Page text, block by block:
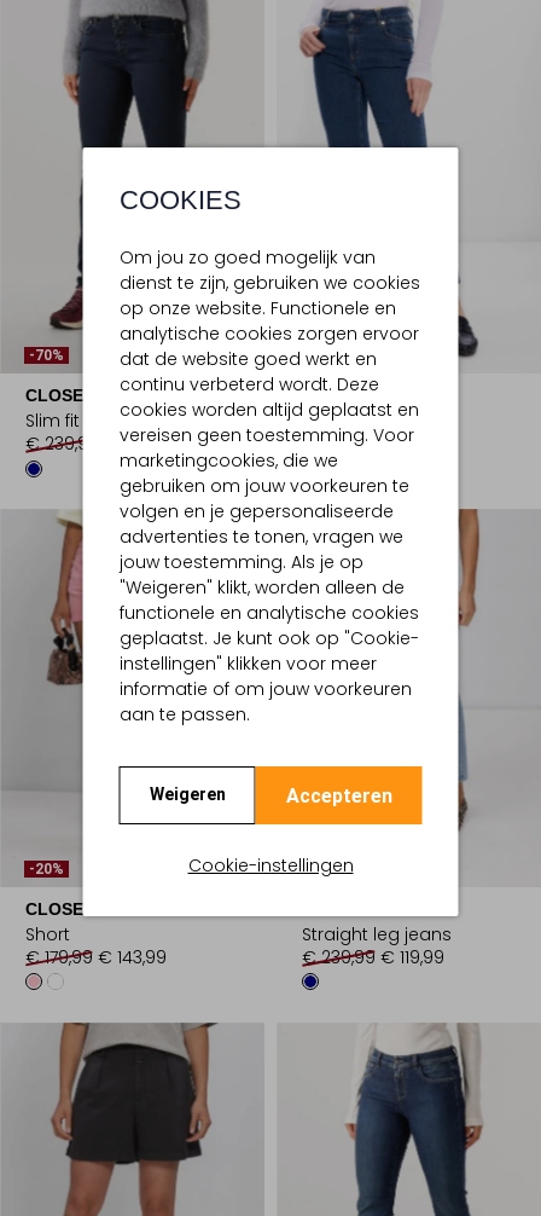
COOKIES
Om jou zo goed mogelijk van
dienst te zijn, gebruiken we cookies
op onze website. Functionele en
analytische cookies zorgen ervoor
dat de website goed werkt en
continu verbeterd wordt. Deze
cookies worden altijd geplaatst en
vereisen geen toestemming. Voor
marketingcookies, die we
gebruiken om jouw voorkeuren te
volgen en je gepersonaliseerde
advertenties te tonen, vragen we
jouw toestemming. Als je op
"Weigeren" klikt, worden alleen de
functionele en analytische cookies
geplaatst. Je kunt ook op "Cookie-
instellingen" klikken voor meer
informatie of om jouw voorkeuren
aan te passen.
Weigeren Accepteren
Cookie-instellingen
-70%
CLOSED
Slim fit jeans
€ 239,99
€ 71,99
-50%
CLOSED
Straight leg jeans
€ 280,00 € 139,99
-20%
CLOSED
Short
€ 179,99 € 143,99
-50%
Straight leg jeans
€ 239,99 € 119,99